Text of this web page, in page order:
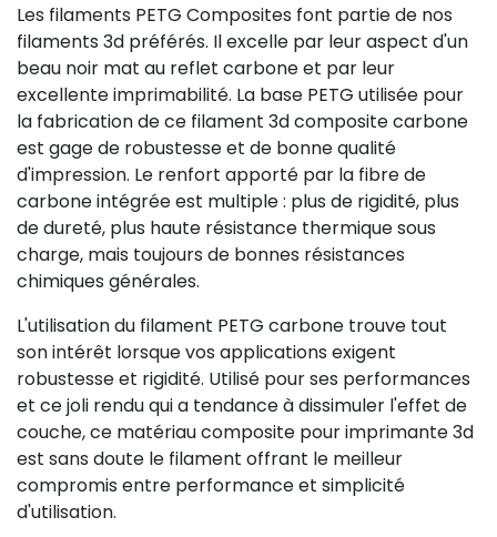
Les filaments PETG Composites font partie de nos
filaments 3d préférés. Il excelle par leur aspect d'un
beau noir mat au reflet carbone et par leur
excellente imprimabilité. La base PETG utilisée pour
la fabrication de ce filament 3d composite carbone
est gage de robustesse et de bonne qualité
d'impression. Le renfort apporté par la fibre de
carbone intégrée est multiple : plus de rigidité, plus
de dureté, plus haute résistance thermique sous
charge, mais toujours de bonnes résistances
chimiques générales.
L'utilisation du filament PETG carbone trouve tout
son intérêt lorsque vos applications exigent
robustesse et rigidité. Utilisé pour ses performances
et ce joli rendu qui a tendance à dissimuler l'effet de
couche, ce matériau composite pour imprimante 3d
est sans doute le filament offrant le meilleur
compromis entre performance et simplicité
d'utilisation.